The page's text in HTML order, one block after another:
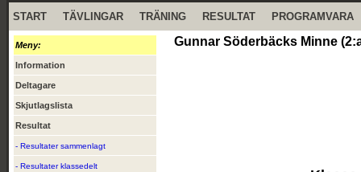
START TÄVLINGAR TRÄNING RESULTAT PROGRAMVARA
Meny:
Information
Deltagare
Skjutlagslista
Resultat
- Resultater sammenlagt
- Resultater klassedelt
Gunnar Söderbäcks Minne